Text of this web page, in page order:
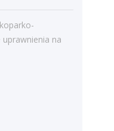
przed
relacji z...
na